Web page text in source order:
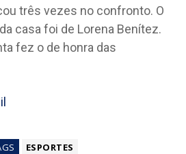
três vezes no confronto. O
casa foi de Lorena Benítez.
fez o de honra das
ESPORTES